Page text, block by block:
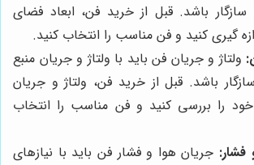
باشد. قبل از خرید فن، ابعاد فضای
گیری کنید و فن مناسب را انتخاب کنید.
ولتاژ و جریان فن باید با ولتاژ و جریان منبع
باشد. قبل از خرید فن، ولتاژ و جریان
خود را بررسی کنید و فن مناسب را انتخاب
فشار: جریان هوا و فشار فن باید با نیازهای